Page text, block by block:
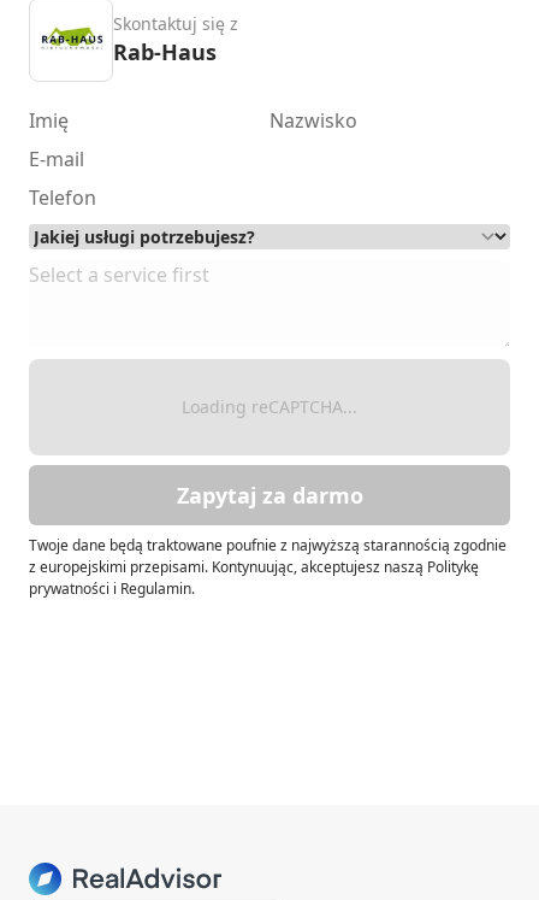
Skontaktuj się z
Rab-Haus
Loading reCAPTCHA...
Zapytaj za darmo
Twoje dane będą traktowane poufnie z najwyższą starannością zgodnie
z europejskimi przepisami. Kontynuując, akceptujesz naszą Politykę
prywatności i Regulamin.